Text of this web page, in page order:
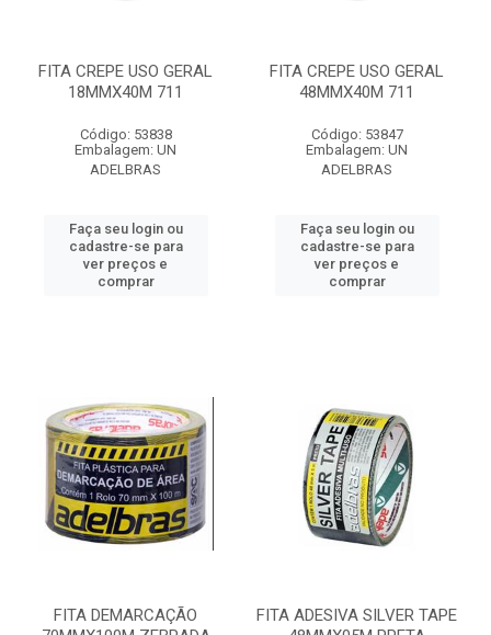
FITA CREPE USO GERAL
18MMX40M 711
Código: 53838
Embalagem: UN
ADELBRAS
Faça seu login ou
cadastre-se para
ver preços e
comprar
FITA CREPE USO GERAL
48MMX40M 711
Código: 53847
Embalagem: UN
ADELBRAS
Faça seu login ou
cadastre-se para
ver preços e
comprar
FITA DEMARCAÇÃO
FITA ADESIVA SILVER TAPE